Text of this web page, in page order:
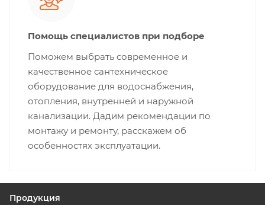
Помощь специалистов при подборе
Поможем выбрать современное и
качественное сантехническое
оборудование для водоснабжения,
отопления, внутренней и наружной
канализации. Дадим рекомендации по
монтажу и ремонту, расскажем об
особенностях эксплуатации.
Продукция